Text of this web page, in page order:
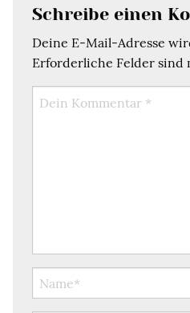
Schreibe einen
Deine E-Mail-Adresse
Erforderliche Felder sind